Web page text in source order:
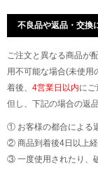
不良品や返品・交換
ご注文と異なる商品が
用不可能な場合(未使用
着後、 4営業日以内にご
但し、下記の場合の返
① お客様の都合による
② 商品到着後4日以上経
③ 一度使用されたり、